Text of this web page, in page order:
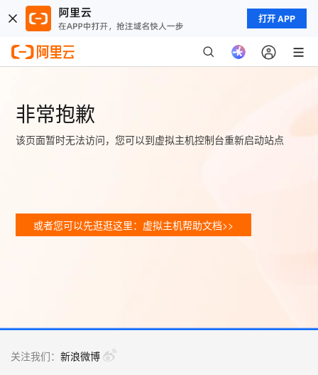
打开 APP
非常抱歉
该页面暂时无法访问，您可以到虚拟主机控制台重新启动站点
或者您可以先逛逛这里：虚拟主机帮助文档>>